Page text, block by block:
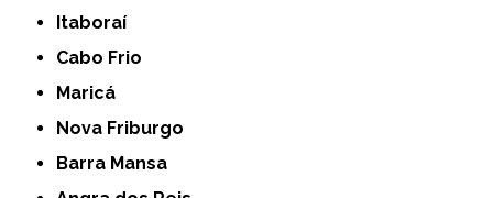
Itaboraí
Cabo Frio
Maricá
Nova Friburgo
Barra Mansa